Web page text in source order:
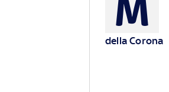
M
della Corona